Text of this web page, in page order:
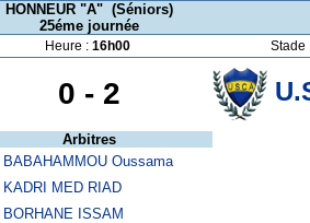
HONNEUR "A" (Séniors)
25éme journée
Heure : 16h00 Stade
0 -2
Arbitres
BABAHAMMOU Oussama
KADRI MED RIAD
BORHANE ISSAM